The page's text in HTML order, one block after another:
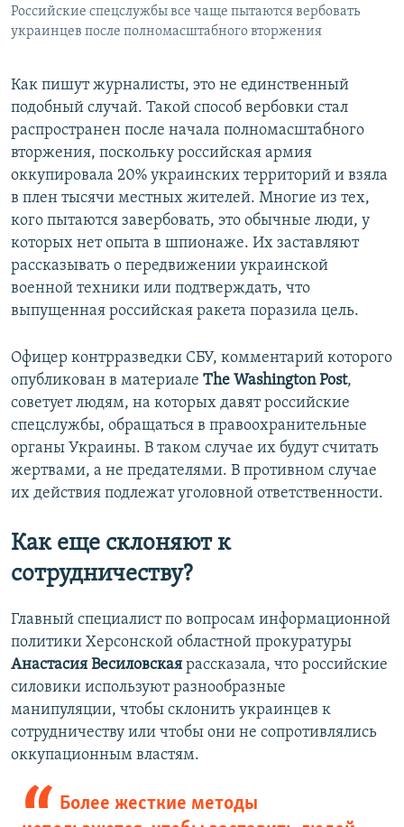
Российские спецслужбы все чаще пытаются вербовать
украинцев после полномасштабного вторжения
Как пишут журналисты, это не единственный
подобный случай. Такой способ вербовки стал
распространен после начала полномасштабного
вторжения, поскольку российская армия
оккупировала 20% украинских территорий и взяла
в плен тысячи местных жителей. Многие из тех,
кого пытаются завербовать, это обычные люди, у
которых нет опыта в шпионаже. Их заставляют
рассказывать о передвижении украинской
военной техники или подтверждать, что
выпущенная российская ракета поразила цель.
Офицер контрразведки СБУ, комментарий которого
опубликован в материале The Washington Post,
советует людям, на которых давят российские
спецслужбы, обращаться в правоохранительные
органы Украины. В таком случае их будут считать
жертвами, а не предателями. В противном случае
их действия подлежат уголовной ответственности.
Как еще склоняют к
сотрудничеству?
Главный специалист по вопросам информационной
политики Херсонской областной прокуратуры
Анастасия Весиловская рассказала, что российские
силовики используют разнообразные
манипуляции, чтобы склонить украинцев к
сотрудничеству или чтобы они не сопротивлялись
оккупационным властям.
Более жесткие методы